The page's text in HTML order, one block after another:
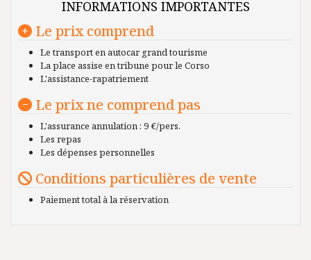
INFORMATIONS IMPORTANTES
Le prix comprend
Le transport en autocar grand tourisme
La place assise en tribune pour le Corso
L'assistance-rapatriement
Le prix ne comprend pas
L'assurance annulation : 9 €/pers.
Les repas
Les dépenses personnelles
Conditions particulières de vente
Paiement total à la réservation